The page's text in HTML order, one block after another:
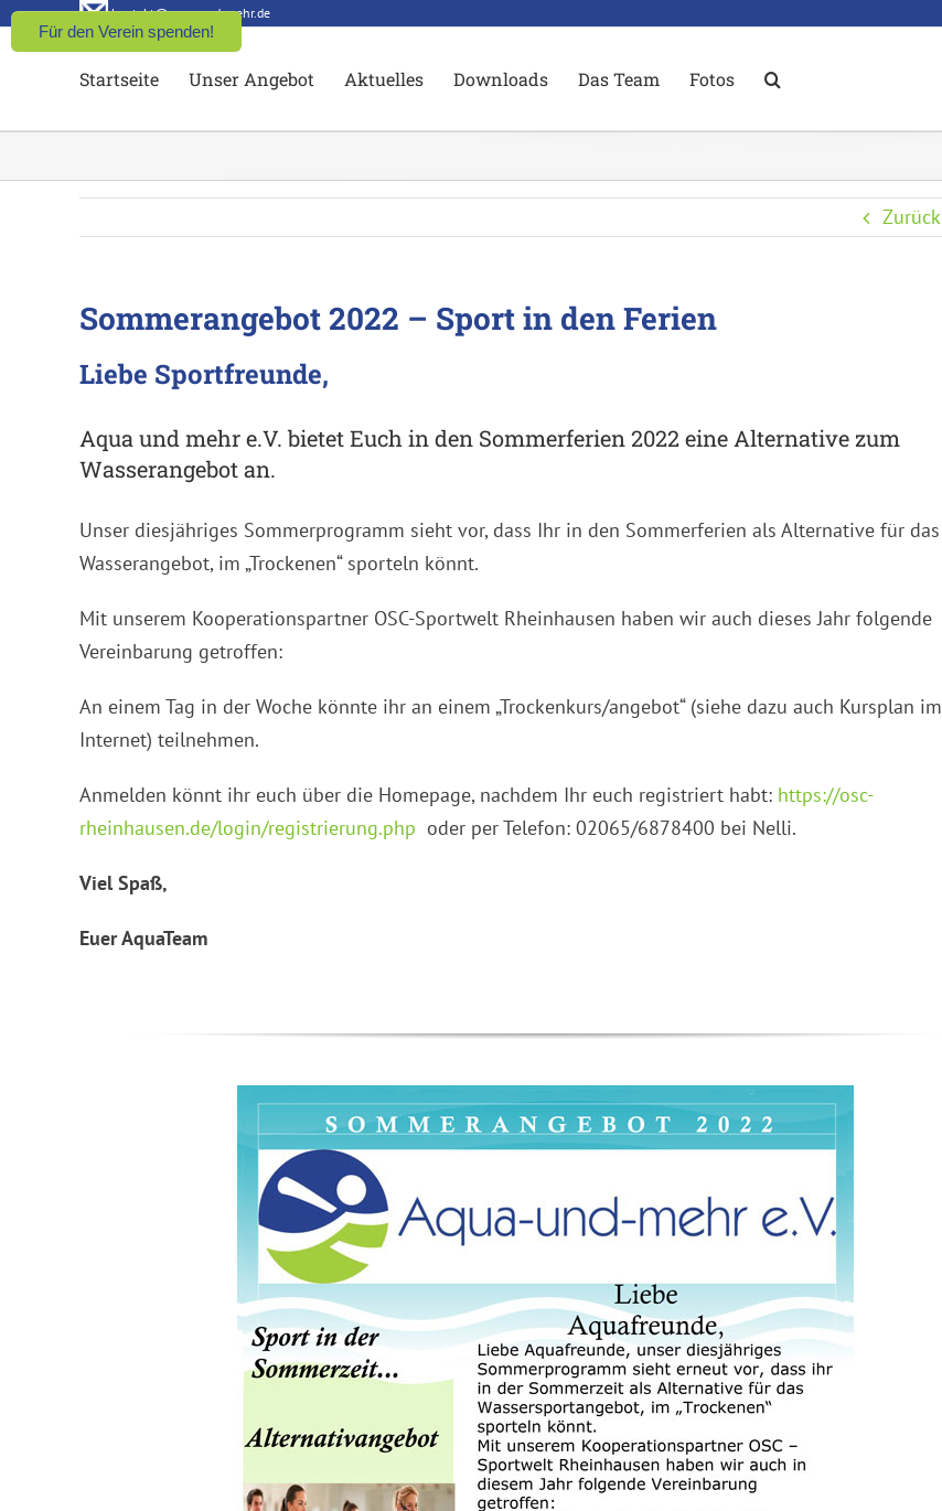
Zum
Inhalt
kontakt@aqua-und-mehr.de
Startseite Unser Angebot Aktuelles Downloads Das Team Fotos
Zurück
Sommerangebot 2022 – Sport in den Ferien
Liebe Sportfreunde,
Aqua und mehr e.V. bietet Euch in den Sommerferien 2022 eine Alternative zum
Wasserangebot an.
Unser diesjähriges Sommerprogramm sieht vor, dass Ihr in den Sommerferien als Alternative für das
Wasserangebot, im „Trockenen“ sporteln könnt.
Mit unserem Kooperationspartner OSC-Sportwelt Rheinhausen haben wir auch dieses Jahr folgende
Vereinbarung getroffen:
An einem Tag in der Woche könnte ihr an einem „Trockenkurs/angebot“ (siehe dazu auch Kursplan im
Internet) teilnehmen.
Anmelden könnt ihr euch über die Homepage, nachdem Ihr euch registriert habt: https://osc-
rheinhausen.de/login/registrierung.php oder per Telefon: 02065/6878400 bei Nelli.
Viel Spaß,
Euer AquaTeam
Für den Verein spenden!